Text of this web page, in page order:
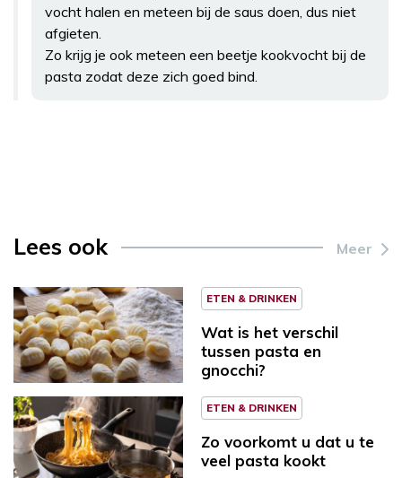
vocht halen en meteen bij de saus doen, dus niet
afgieten.
Zo krijg je ook meteen een beetje kookvocht bij de
pasta zodat deze zich goed bind.
Lees ook Meer
ETEN & DRINKEN
Wat is het verschil
tussen pasta en
gnocchi?
ETEN & DRINKEN
Zo voorkomt u dat u te
veel pasta kookt